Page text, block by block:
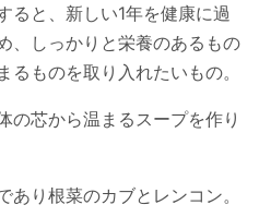
ると、新しい1年を健康に過
、しっかりと栄養のあるもの
ものを取り入れたいもの。
の芯から温まるスープを作り
あり根菜のカブとレンコン。